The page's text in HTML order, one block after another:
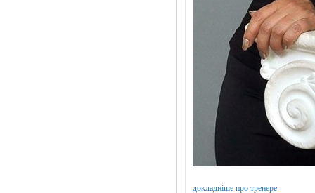
докладніше про тренере